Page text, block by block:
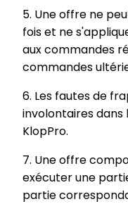
5. Une offre ne
fois et ne
aux commandes
commandes
6. Les fautes de
involontaires
KlopPro.
7. Une offre
exécuter une
partie